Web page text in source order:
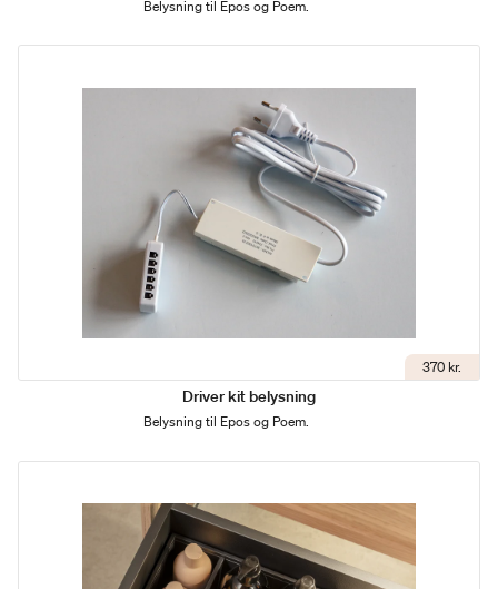
Belysning til Epos og Poem.
370 kr.
Driver kit belysning
Belysning til Epos og Poem.